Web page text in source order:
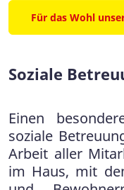
Für das Wohl
Soziale
Einen
soziale
Arbeit aller
im Haus, mit